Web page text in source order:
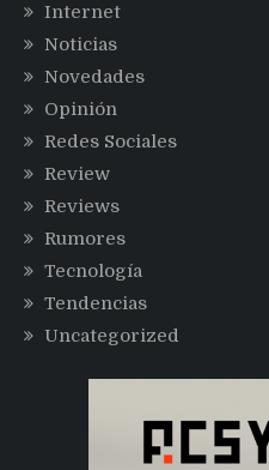
Internet
Noticias
Novedades
Opinión
Redes Sociales
Review
Reviews
Rumores
Tecnología
Tendencias
Uncategorized